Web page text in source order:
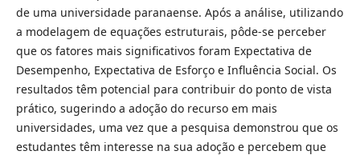
de uma universidade paranaense. Após a análise, utilizando
a modelagem de equações estruturais, pôde-se perceber
que os fatores mais significativos foram Expectativa de
Desempenho, Expectativa de Esforço e Influência Social. Os
resultados têm potencial para contribuir do ponto de vista
prático, sugerindo a adoção do recurso em mais
universidades, uma vez que a pesquisa demonstrou que os
estudantes têm interesse na sua adoção e percebem que